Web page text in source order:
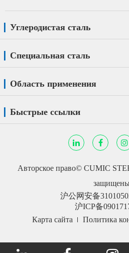
Углеродистая сталь
Специальная сталь
Область применения
Быстрые ссылки
Авторское право© CUMIC
沪公网安备
沪ICP备
Карта сайта
Политика